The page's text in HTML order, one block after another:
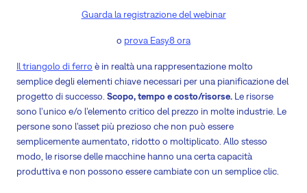
Guarda la registrazione del webinar
o prova Easy8 ora
Il triangolo di ferro è in realtà una rappresentazione molto
semplice degli elementi chiave necessari per una pianificazione del
progetto di successo. Scopo, tempo e costo/risorse. Le risorse
sono l'unico e/o l'elemento critico del prezzo in molte industrie. Le
persone sono l'asset più prezioso che non può essere
semplicemente aumentato, ridotto o moltiplicato. Allo stesso
modo, le risorse delle macchine hanno una certa capacità
produttiva e non possono essere cambiate con un semplice clic.